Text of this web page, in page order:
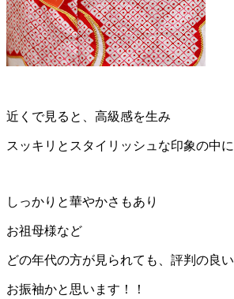
近くで見ると、高級感を生み
スッキリとスタイリッシュな印象の中に
しっかりと華やかさもあり
お祖母様など
どの年代の方が見られても、評判の良い
お振袖かと思います！！